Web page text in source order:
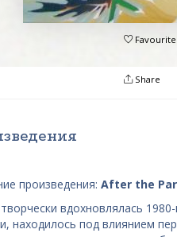
Share
произведения: After the
вдохновлялась
находилось под влиянием